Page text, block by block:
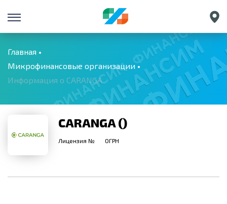
Санкт-Петербург
Екатеринбург
Краснодар
Нижний Новгород
Главная
Микрофинансовые организации
Информация о CARANGA
CARANGA ()
Лицензия № ОГРН